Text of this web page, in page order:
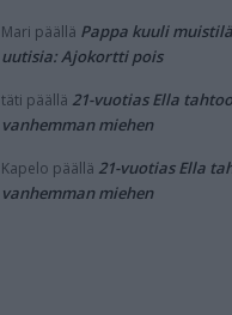
Mari päällä Pappa kuuli
uutisia: Ajokortti pois
täti päällä 21-vuotias Ella
vanhemman miehen
Kapelo päällä 21-vuotias Ella
vanhemman miehen